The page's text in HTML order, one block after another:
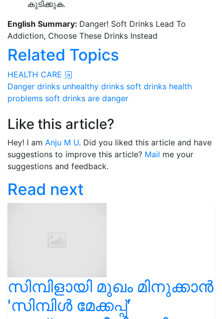
കുടിക്കുക.
English Summary: Danger! Soft Drinks Lead To
Addiction, Choose These Drinks Instead
Related Topics
HEALTH CARE
Danger drinks unhealthy drinks soft drinks health
problems soft drinks are danger
Like this article?
Hey! I am Anju M U. Did you liked this article and have
suggestions to improve this article? Mail me your
suggestions and feedback.
Read next
സിമ്പിളായി മുഖം മിനുക്കാൻ
'സിമ്പിൾ മേക്കപ്പ്'